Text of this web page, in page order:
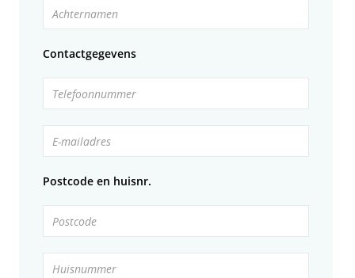
Achternamen
Contactgegevens
Telefoonnummer
E-mailadres
Postcode en huisnr.
Postcode
Huisnummer